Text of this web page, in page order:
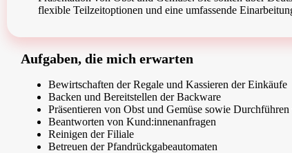
flexible Teilzeitoptionen und eine umfassende
Aufgaben, die mich erwarten
Bewirtschaften der Regale und Kassieren der Einkäufe
Backen und Bereitstellen der Backware
Präsentieren von Obst und Gemüse sowie
Beantworten von Kund:innenanfragen
Reinigen der Filiale
Betreuen der Pfandrückgabeautomaten